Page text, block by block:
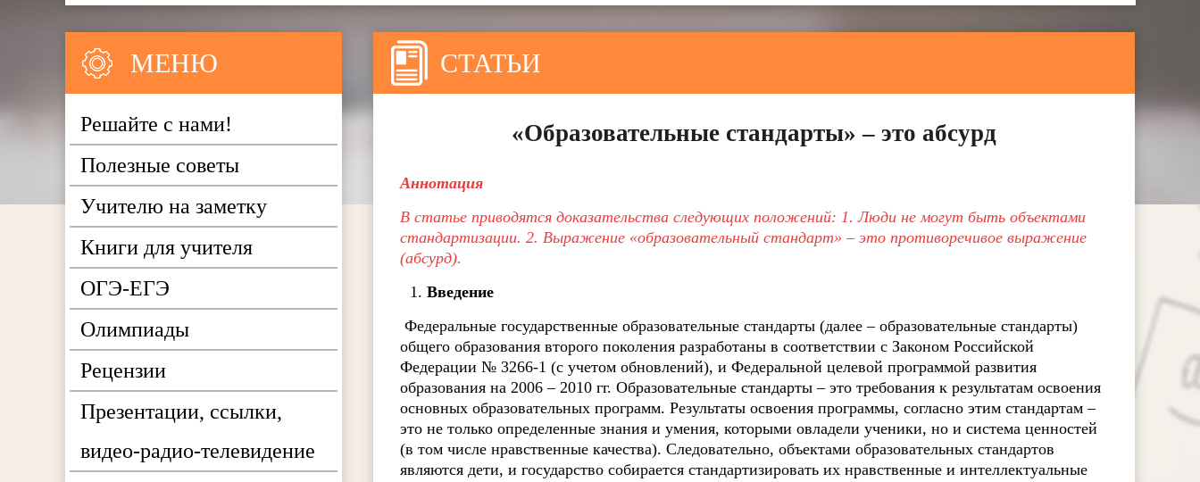
СТАТЬИ
«Образовательные стандарты» – это абсурд
Аннотация
В статье приводятся доказательства следующих положений: 1. Люди не могут быть объектами
стандартизации. 2. Выражение «образовательный стандарт» – это противоречивое выражение
(абсурд).
Введение
Федеральные государственные образовательные стандарты (далее – образовательные стандарты)
общего образования второго поколения разработаны в соответствии с Законом Российской
Федерации № 3266-1 (с учетом обновлений), и Федеральной целевой программой развития
образования на 2006 – 2010 гг. Образовательные стандарты – это требования к результатам освоения
основных образовательных программ. Результаты освоения программы, согласно этим стандартам –
это не только определенные знания и умения, которыми овладели ученики, но и система ценностей
(в том числе нравственные качества). Следовательно, объектами образовательных стандартов
являются дети, и государство собирается стандартизировать их нравственные и интеллектуальные
МЕНЮ
Решайте с нами!
Полезные советы
Учителю на заметку
Книги для учителя
ОГЭ-ЕГЭ
Олимпиады
Рецензии
Презентации, ссылки,
видео-радио-телевидение